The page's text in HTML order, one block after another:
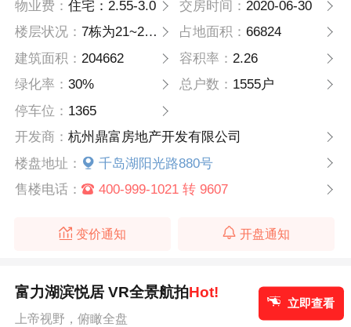
物业费：住宅：2.55-3.0 交房时间： 2020-06-30
楼层状况：7栋为21~27层高层住宅楼，3栋为21~27层复式住宅楼，3栋为商业建筑，1栋为自建配套幼儿园。 占地面积： 66824
建筑面积： 204662 容积率： 2.26
绿化率：30% 总户数： 1555户
停车位： 1365
开发商：杭州鼎富房地产开发有限公司
楼盘地址：
千岛湖阳光路880号
售楼电话：
400-999-1021 转 9607
变价通知 开盘通知
富力湖滨悦居 VR全景航拍Hot!
上帝视野，俯瞰全盘
立即查看